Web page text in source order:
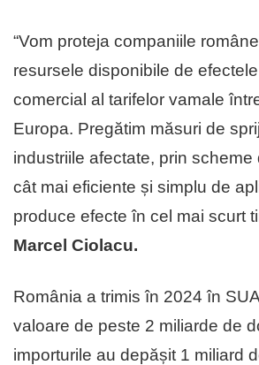
“Vom proteja companiile
resursele disponibile de
comercial al tarifelor vamale
Europa. Pregătim măsuri de
industriile afectate, prin scheme
cât mai eficiente și simplu de
produce efecte în cel mai scurt
Marcel Ciolacu.
România a trimis în 2024 în
valoare de peste 2 miliarde de
importurile au depășit 1 miliard